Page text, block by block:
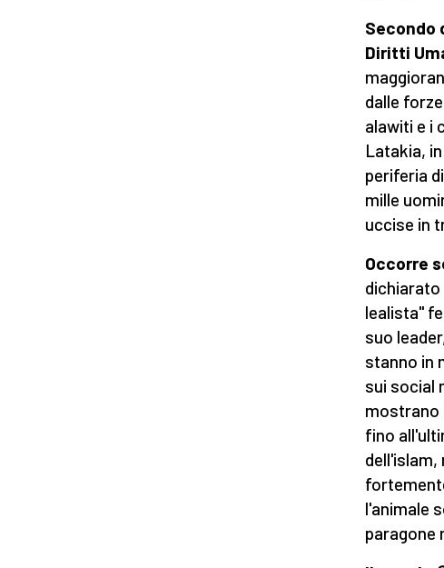
Secondo
Diritti
dalle
alawiti e i
Latakia,
periferia
mille
uccise in
Occorre
lealista"
suo
stanno in
sui social
mostrano
fino
dell'islam,
l'animale
paragone